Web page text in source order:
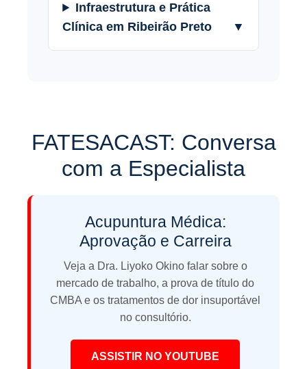
Infraestrutura e Prática
Clínica em Ribeirão Preto
▼
FATESACAST: Conversa
com a Especialista
Acupuntura Médica:
Aprovação e Carreira
Veja a Dra. Liyoko Okino falar sobre o
mercado de trabalho, a prova de título do
CMBA e os tratamentos de dor insuportável
no consultório.
ASSISTIR NO YOUTUBE